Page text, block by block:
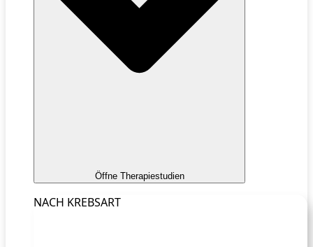
Öffne Therapiestudien
NACH KREBSART